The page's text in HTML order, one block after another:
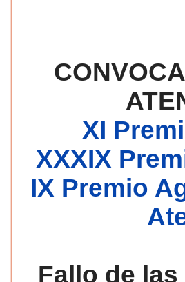
XI
XXXIX
IX Premio
Fallo de